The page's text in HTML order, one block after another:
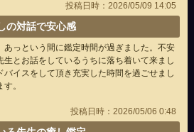
投稿日時：2026/05/09 14:05
の対話で安心感
あっという間に鑑定時間が過ぎました。不安
とお話をしているうちに落ち着いて来まし
イスをして頂き充実した時間を過ごせまし
。
投稿日時：2026/05/06 0:48